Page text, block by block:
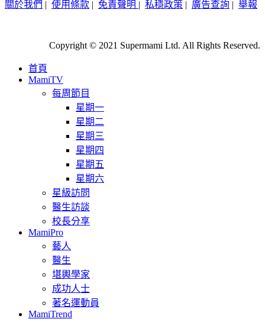
關於我們 | 使用條款 | 免責聲明 | 私穩政策 | 廣告查詢 | 舉報
Copyright © 2021 Supermami Ltd. All Rights Reserved.
首頁
MamiTV
每周節目
星期一
星期二
星期三
星期四
星期五
星期六
星級訪問
醫生訪談
校長分享
MamiPro
藝人
醫生
堪輿學家
成功人士
著名運動員
MamiTrend